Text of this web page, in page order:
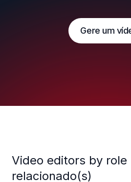
Gere um
Video editors by role
relacionado(s)